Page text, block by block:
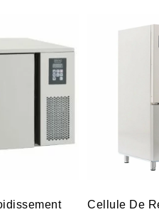
Cellule De